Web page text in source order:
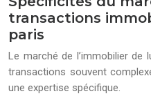
transactions
paris
Le marché de l’immobilier de
transactions souvent
une expertise spécifique.